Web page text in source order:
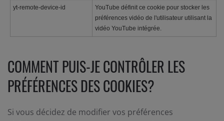
yt-remote-device-id
YouTube définit ce cookie pour stocker les
préférences vidéo de l'utilisateur utilisant la
vidéo YouTube intégrée.
COMMENT PUIS-JE CONTRÔLER LES
PRÉFÉRENCES DES COOKIES?
Si vous décidez de modifier vos préférences